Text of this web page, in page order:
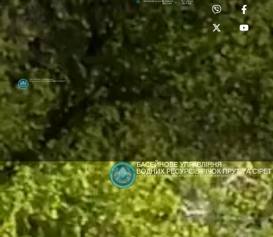
[newyear_garland]
Басейнове управління
водних ресурсів річок Прут та Сірет
Лабораторія:
(0372) 53-92-00
dpbuvr@dpbuvr.gov.uaПриймальня:
(0372) 51-14-56
БАСЕЙНОВЕ УПРАВЛІННЯ
ВОДНИХ РЕСУРСІВ РІЧОК ПРУТ ТА СІРЕТ
ДЕРЖАВНЕ АГЕНТСТВО ВОДНИХ РЕСУРСІВ УКРАЇНИ